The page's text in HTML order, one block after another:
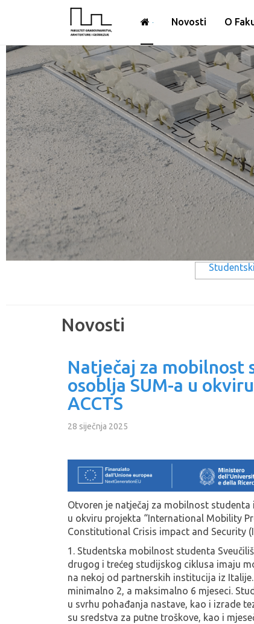
Novosti O
Novosti
Natječaj za mobilnost
osoblja SUM-a u
ACCTS
28 siječnja 2025
Otvoren je natječaj za mobilnost
u okviru projekta “International Mobility
Constitutional Crisis impact and Security
1. Studentska mobilnost studenta
drugog i trećeg studijskog ciklusa imaju
na nekoj od partnerskih institucija iz
minimalno 2, a maksimalno 6 mjeseci.
u svrhu pohađanja nastave, kao i izrade
su sredstva za putne troškove, kao i